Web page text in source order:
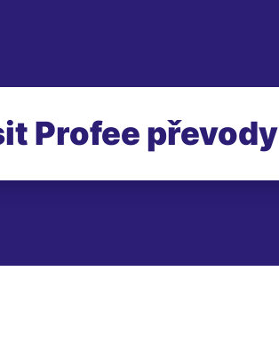
Profee převody